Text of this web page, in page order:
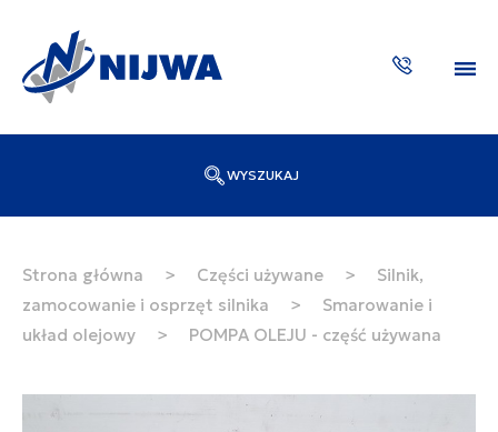
WYSZUKAJ
SZUKAJ
Strona główna > Części używane >
Silnik,
zamocowanie i osprzęt silnika
>
Smarowanie i
układ olejowy
> POMPA OLEJU - część używana